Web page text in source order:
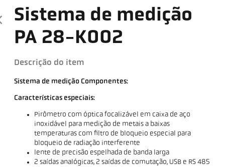
Sistema de medição
PA 28-K002
Descrição do item
Sistema de medição Componentes:
Características especiais:
Pirômetro com óptica focalizável em caixa de aço
inoxidável para medição de metais a baixas
temperaturas com filtro de bloqueio especial para
bloqueio de radiação interferente
lente de precisão espelhada de banda larga
2 saídas analógicas, 2 saídas de comutação, USB e RS 485